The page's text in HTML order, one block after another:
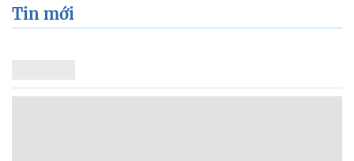
Tin mới